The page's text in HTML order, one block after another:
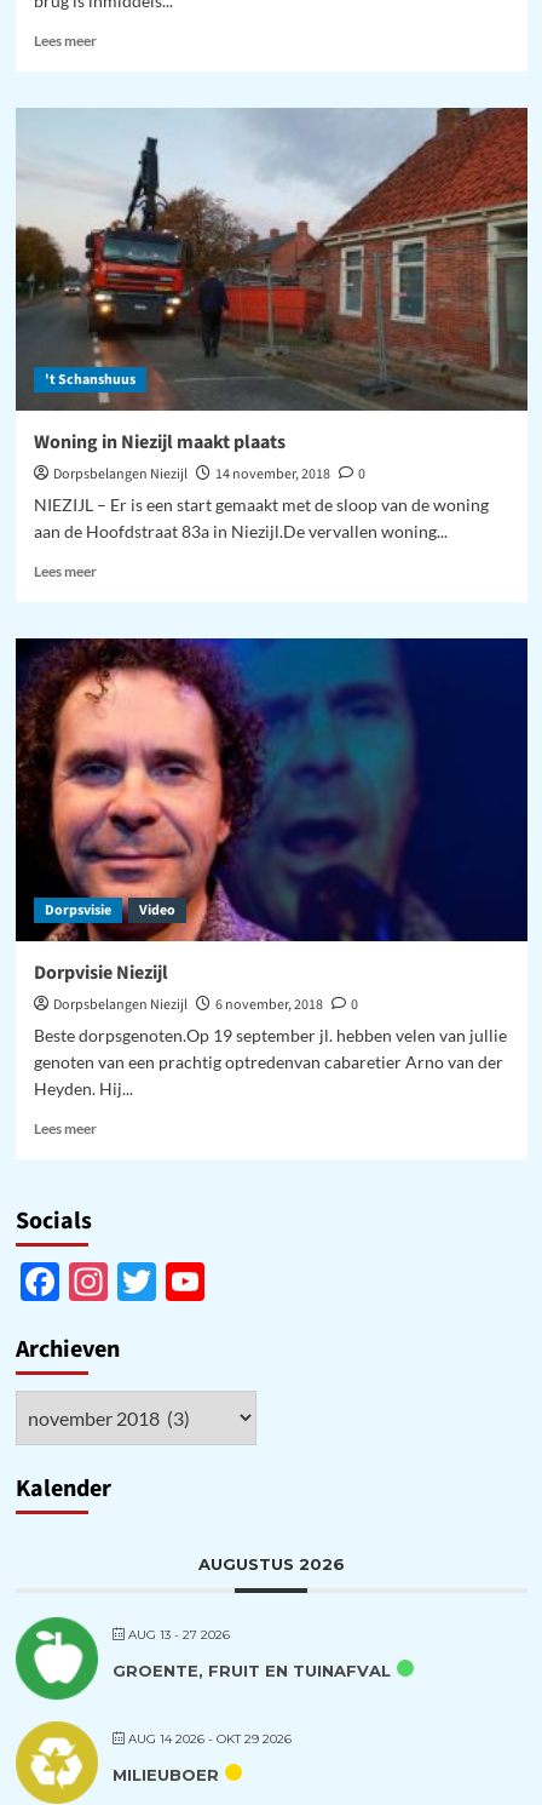
Lees meerLees
Update
vervangen
Niezijlsterdiep
't Schanshuus
Woning in Niezijl maakt plaats
Dorpsbelangen Niezijl 14 november, 2018
0
NIEZIJL – Er is een start gemaakt met de sloop van de woning
aan de Hoofdstraat 83a in Niezijl.De vervallen woning...
Lees meerLees
Woning
in
Niezijl
maakt
Dorpsvisie Video
Dorpvisie Niezijl
Dorpsbelangen Niezijl 6 november, 2018
0
Beste dorpsgenoten.Op 19 september jl. hebben velen van jullie
genoten van een prachtig optredenvan cabaretier Arno van der
Heyden. Hij...
Lees meerLees
Socials
Facebook
Instagram
Twitter
YouTube
Archieven
Kalender
AUGUSTUS 2026
AUG 13 - 27 2026
GROENTE, FRUIT EN TUINAFVAL
AUG 14 2026- OKT 29 2026
MILIEUBOER